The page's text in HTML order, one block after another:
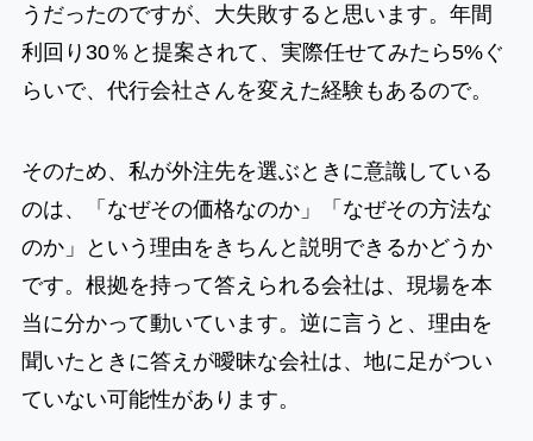
うだったのですが、大失敗すると思います。年間
利回り30％と提案されて、実際任せてみたら5%ぐ
らいで、代行会社さんを変えた経験もあるので。
そのため、私が外注先を選ぶときに意識している
のは、「なぜその価格なのか」「なぜその方法な
のか」という理由をきちんと説明できるかどうか
です。根拠を持って答えられる会社は、現場を本
当に分かって動いています。逆に言うと、理由を
聞いたときに答えが曖昧な会社は、地に足がつい
ていない可能性があります。